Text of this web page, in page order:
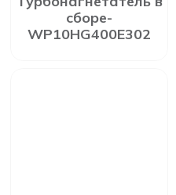
сборе-
WP10HG400E302